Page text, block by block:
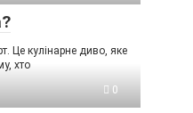
Це кулінарне диво, яке
хто
0